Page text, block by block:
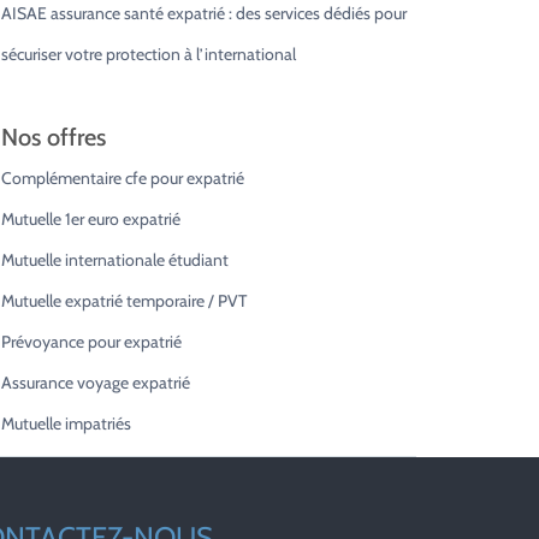
AISAE assurance santé expatrié : des services dédiés pour
sécuriser votre protection à l’international
Nos offres
Complémentaire cfe pour expatrié
Mutuelle 1er euro expatrié
Mutuelle internationale étudiant
Mutuelle expatrié temporaire / PVT
Prévoyance pour expatrié
Assurance voyage expatrié
Mutuelle impatriés